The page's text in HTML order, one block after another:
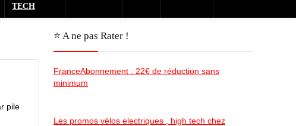
TECH
pile
⭐️ A ne pas Rater !
FranceAbonnement : 22€ de réduction sans
minimum
Les promos vélos electriques , high tech chez